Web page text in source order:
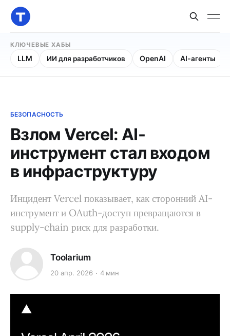
КЛЮЧЕВЫЕ ХАБЫ
LLM ИИ для разработчиков OpenAI AI-агенты
БЕЗОПАСНОСТЬ
Взлом Vercel: AI-
инструмент стал входом
в инфраструктуру
Инцидент Vercel показывает, как сторонний AI-
инструмент и OAuth-доступ превращаются в
supply-chain риск для разработки.
Toolarium
20 апр. 2026 4 мин